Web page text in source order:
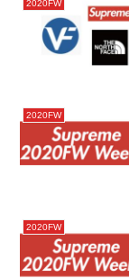
2020FW
2020FW
2020FW